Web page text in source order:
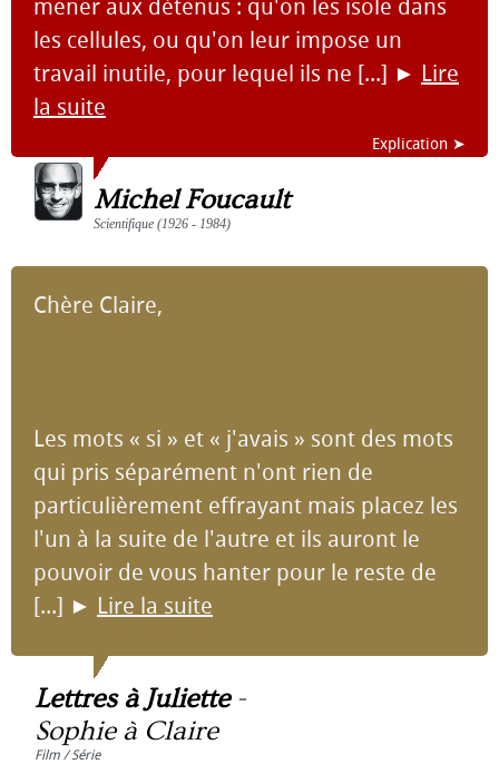
mener aux détenus : qu'on les isole dans
les cellules, ou qu'on leur impose un
travail inutile, pour lequel ils ne [...] ► Lire
la suite
Explication ➤
Michel Foucault
Scientifique (1926 - 1984)
Chère Claire,
Les mots « si » et « j'avais » sont des mots
qui pris séparément n'ont rien de
particulièrement effrayant mais placez les
l'un à la suite de l'autre et ils auront le
pouvoir de vous hanter pour le reste de
[...] ► Lire la suite
Lettres à Juliette-
Sophie à Claire
Film / Série